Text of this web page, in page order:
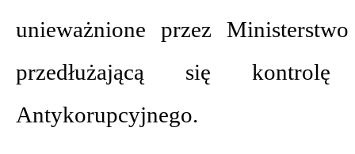
unieważnione przez
przedłużającą się
Antykorupcyjnego.